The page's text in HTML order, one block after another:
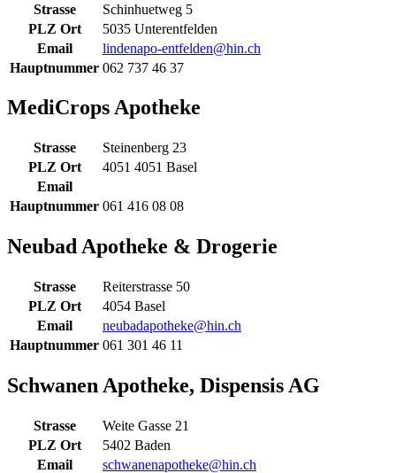
Strasse
Schinhuetweg 5
PLZ Ort
5035 Unterentfelden
Email
lindenapo-entfelden@hin.ch
Hauptnummer 062 737 46 37
MediCrops Apotheke
Strasse
Steinenberg 23
PLZ Ort
4051 4051 Basel
Email
Hauptnummer 061 416 08 08
Neubad Apotheke & Drogerie
Strasse
Reiterstrasse 50
PLZ Ort
4054 Basel
Email
neubadapotheke@hin.ch
Hauptnummer 061 301 46 11
Schwanen Apotheke, Dispensis AG
Strasse
Weite Gasse 21
PLZ Ort
5402 Baden
Email
schwanenapotheke@hin.ch